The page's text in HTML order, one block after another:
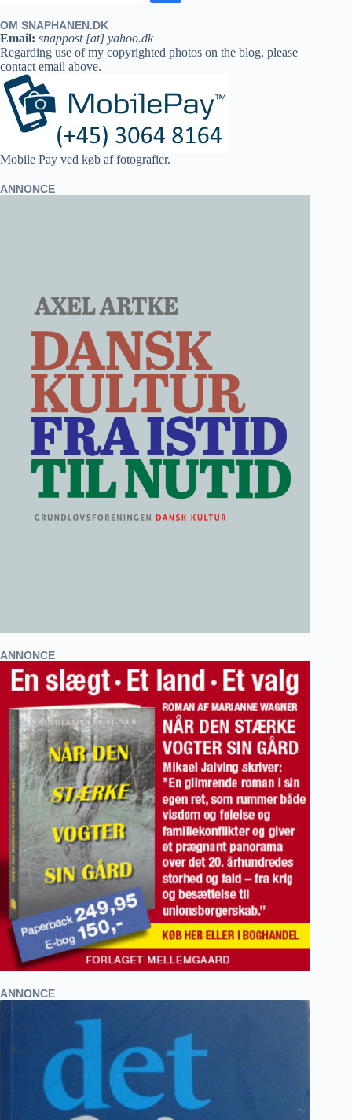
OM SNAPHANEN.DK
Email: snappost [at] yahoo.dk
Regarding use of my copyrighted photos on the blog, please
contact email above.
Mobile Pay ved køb af fotografier.
ANNONCE
ANNONCE
ANNONCE